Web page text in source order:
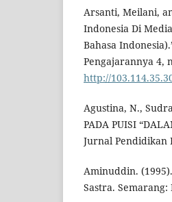
Arsanti, Meilani,
Indonesia Di
Bahasa
Pengajarannya 4,
http://
Agustina, N.,
PADA PUISI
Jurnal Pendidikan
Aminuddin.
Sastra. Semarang: